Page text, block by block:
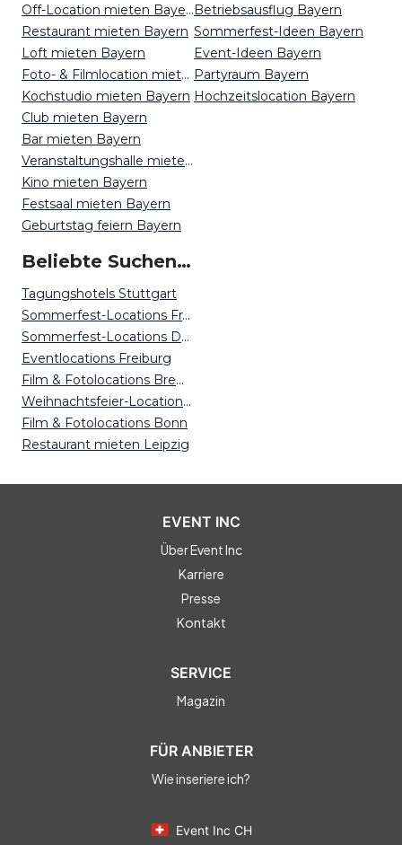
Off-Location mieten Bayern
Restaurant mieten Bayern
Loft mieten Bayern
Foto- & Filmlocation mieten Bayern
Kochstudio mieten Bayern
Club mieten Bayern
Bar mieten Bayern
Veranstaltungshalle mieten Bayern
Kino mieten Bayern
Festsaal mieten Bayern
Geburtstag feiern Bayern
Betriebsausflug Bayern
Sommerfest-Ideen Bayern
Event-Ideen Bayern
Partyraum Bayern
Hochzeitslocation Bayern
Beliebte Suchen auf Event Inc
Tagungshotels Stuttgart
Sommerfest-Locations Frankfurt
Sommerfest-Locations Dortmund
Eventlocations Freiburg
Film & Fotolocations Bremen
Weihnachtsfeier-Locations Kassel
Film & Fotolocations Bonn
Restaurant mieten Leipzig
EVENT INC
Über Event Inc
Karriere
Presse
Kontakt
SERVICE
Magazin
FÜR ANBIETER
Wie inseriere ich?
Event Inc CH